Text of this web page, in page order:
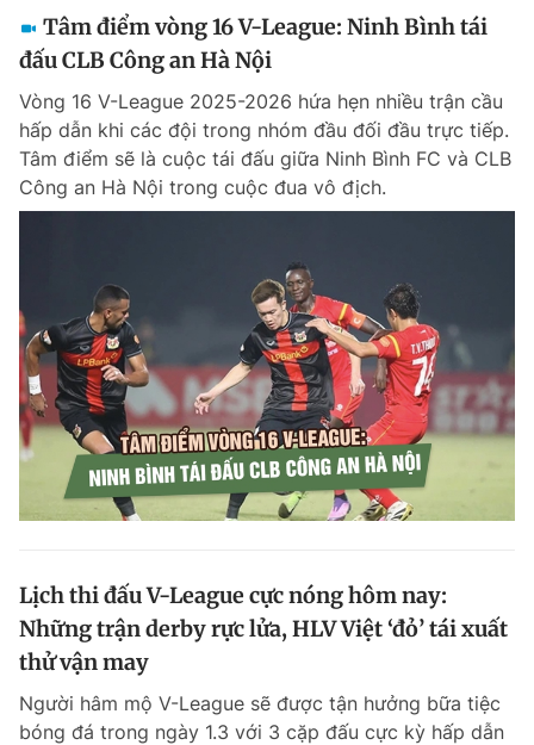
Tâm điểm vòng 16 V-League: Ninh Bình tái
đấu CLB Công an Hà Nội
Vòng 16 V-League 2025-2026 hứa hẹn nhiều trận cầu
hấp dẫn khi các đội trong nhóm đầu đối đầu trực tiếp.
Tâm điểm sẽ là cuộc tái đấu giữa Ninh Bình FC và CLB
Công an Hà Nội trong cuộc đua vô địch.
Lịch thi đấu V-League cực nóng hôm nay:
Những trận derby rực lửa, HLV Việt ‘đỏ’ tái xuất
thử vận may
Người hâm mộ V-League sẽ được tận hưởng bữa tiệc
bóng đá trong ngày 1.3 với 3 cặp đấu cực kỳ hấp dẫn